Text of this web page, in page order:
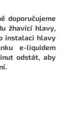
doporučujeme
žhavící hlavy,
instalaci hlavy
e-liquidem
odstát, aby